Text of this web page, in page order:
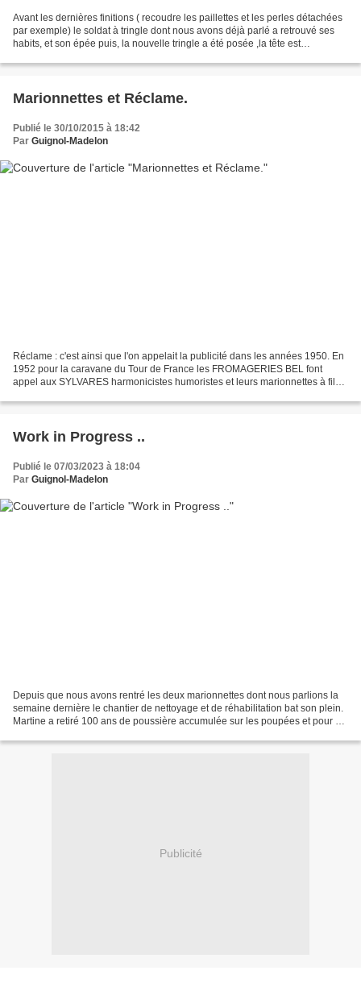
Avant les dernières finitions ( recoudre les paillettes et les perles détachées
par exemple) le soldat à tringle dont nous avons déjà parlé a retrouvé ses
habits, et son épée puis, la nouvelle tringle a été posée ,la tête est
Marionnettes et Réclame.
Publié le 30/10/2015 à 18:42
Par Guignol-Madelon
Réclame : c'est ainsi que l'on appelait la publicité dans les années 1950. En
1952 pour la caravane du Tour de France les FROMAGERIES BEL font
appel aux SYLVARES harmonicistes humoristes et leurs marionnettes à fils
Work in Progress ..
Publié le 07/03/2023 à 18:04
Par Guignol-Madelon
Depuis que nous avons rentré les deux marionnettes dont nous parlions la
semaine dernière le chantier de nettoyage et de réhabilitation bat son plein.
Martine a retiré 100 ans de poussière accumulée sur les poupées et pour ce
Publicité